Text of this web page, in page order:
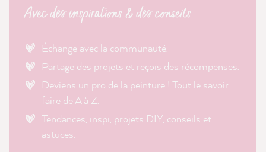
Avec des inspirations & des conseils
Échange avec la communauté.
Partage des projets et reçois des récompenses.
Deviens un pro de la peinture ! Tout le savoir-
faire de A à Z.
Tendances, inspi, projets DIY, conseils et
astuces.